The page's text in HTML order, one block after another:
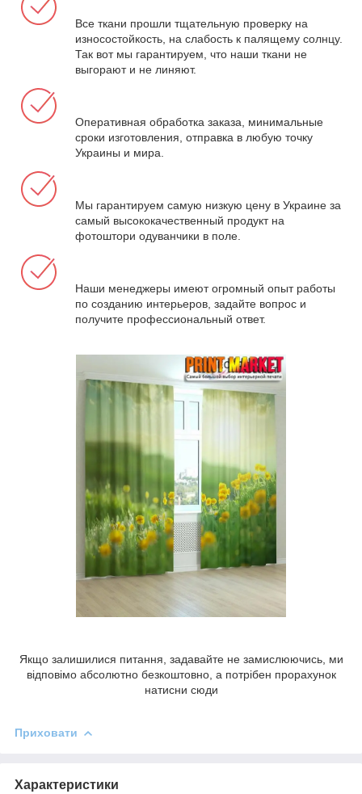
Все ткани прошли тщательную проверку на
износостойкость, на слабость к палящему солнцу.
Так вот мы гарантируем, что наши ткани не
выгорают и не линяют.
Оперативная обработка заказа, минимальные
сроки изготовления, отправка в любую точку
Украины и мира.
Мы гарантируем самую низкую цену в Украине за
самый высококачественный продукт на
фотоштори одуванчики в поле.
Наши менеджеры имеют огромный опыт работы
по созданию интерьеров, задайте вопрос и
получите профессиональный ответ.
Якщо залишилися питання, задавайте не замислюючись, ми
відповімо абсолютно безкоштовно, а потрібен прорахунок
натисни сюди
Приховати
Характеристики